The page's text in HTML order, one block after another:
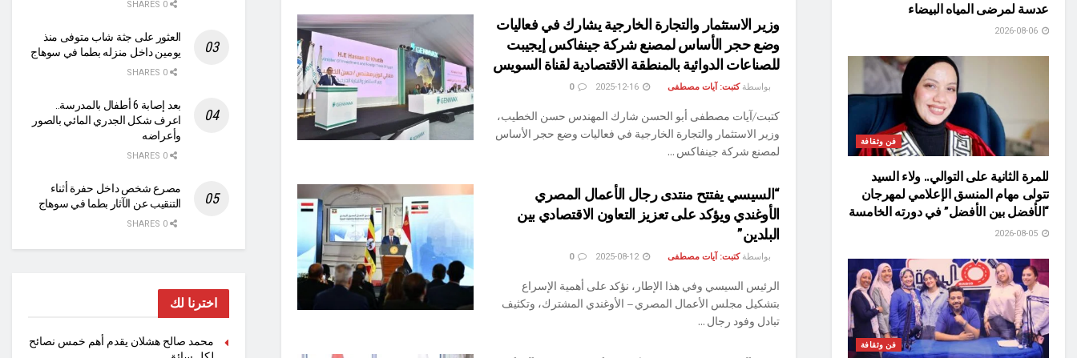
وزير الاستثمار والتجارة الخارجية يشارك في فعاليات
وضع حجر الأساس لمصنع شركة جينفاكس إيجيبت
للصناعات الدوائية بالمنطقة الاقتصادية لقناة السويس
بواسطة كتبت: آيات مصطفى 0
كتبت/آيات مصطفى أبو الحسن شارك المهندس حسن الخطيب،
وزير الاستثمار والتجارة الخارجية في فعاليات وضع حجر الأساس
لمصنع شركة جينفاكس ...
“السيسي يفتتح منتدى رجال الأعمال المصري
الأوغندي ويؤكد على تعزيز التعاون الاقتصادي بين
البلدين”
بواسطة كتبت: آيات مصطفى 2025-08-12
0
الرئيس السيسي وفي هذا الإطار، نؤكد على أهمية الإسراع
بتشكيل مجلس الأعمال المصري – الأوغندي المشترك، وتكثيف
تبادل وفود رجال ...
عدسة لمرضى المياه البيضاء
فن وثقافة
للمرة الثانية على التوالي.. ولاء السيد
تتولى مهام المنسق الإعلامي لمهرجان
“الأفضل بين الأفضل” في دورته الخامسة
فن وثقافة
العثور على جثة شاب متوفى منذ
يومين داخل منزله بطما في سوهاج
بعد إصابة 6 أطفال بالمدرسة..
اعرف شكل الجدري المائي بالصور
وأعراضه
مصرع شخص داخل حفرة أثناء
التنقيب عن الآثار بطما في سوهاج
اخترنا لك
محمد صالح هشلان يقدم أهم خمس نصائح